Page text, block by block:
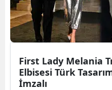
First Lady Melania
Elbisesi Türk
İmzalı